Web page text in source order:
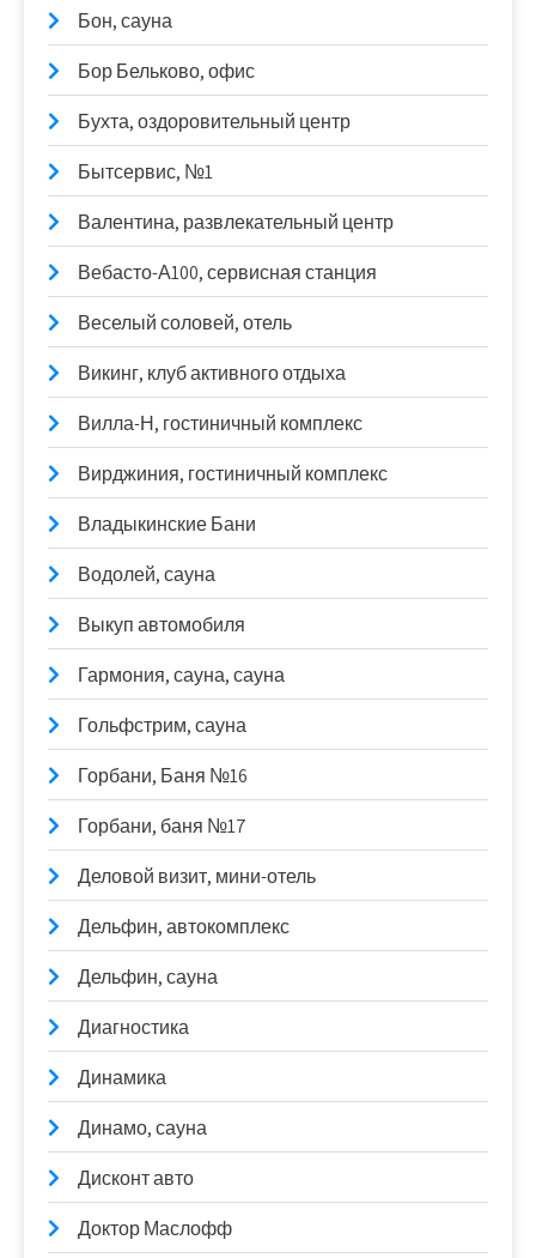
Бон, сауна
Бор Бельково, офис
Бухта, оздоровительный центр
Бытсервис, №1
Валентина, развлекательный центр
Вебасто-А100, сервисная станция
Веселый соловей, отель
Викинг, клуб активного отдыха
Вилла-Н, гостиничный комплекс
Вирджиния, гостиничный комплекс
Владыкинские Бани
Водолей, сауна
Выкуп автомобиля
Гармония, сауна, сауна
Гольфстрим, сауна
Горбани, Баня №16
Горбани, баня №17
Деловой визит, мини-отель
Дельфин, автокомплекс
Дельфин, сауна
Диагностика
Динамика
Динамо, сауна
Дисконт авто
Доктор Маслофф